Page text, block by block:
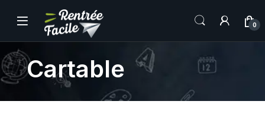
0
Cartable